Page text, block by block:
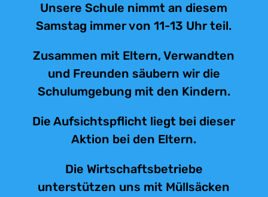
Unsere Schule nimmt an diesem
Samstag immer von 11-13 Uhr teil.
Zusammen mit Eltern, Verwandten
und Freunden säubern wir die
Schulumgebung mit den Kindern.
Die Aufsichtspflicht liegt bei dieser
Aktion bei den Eltern.
Die Wirtschaftsbetriebe
unterstützen uns mit Müllsäcken